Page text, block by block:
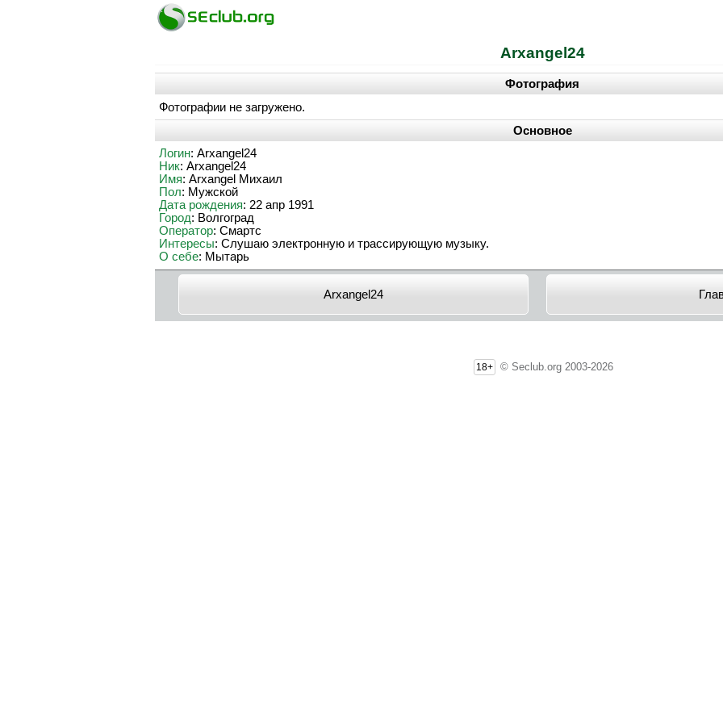
Arxangel24
Фотография
Фотографии не загружено.
Основное
Логин: Arxangel24
Ник: Arxangel24
Имя: Arxangel Михаил
Пол: Мужской
Дата рождения: 22 апр 1991
Город: Волгоград
Оператор: Смартс
Интересы: Слушаю электронную и трассирующую музыку.
О себе: Мытарь
Arxangel24
18+ © Seclub.org 2003-2026